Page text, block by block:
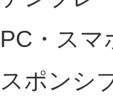
PC・ス
スポンシ